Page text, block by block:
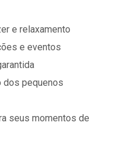
e relaxamento
e eventos
dos pequenos
seus momentos de